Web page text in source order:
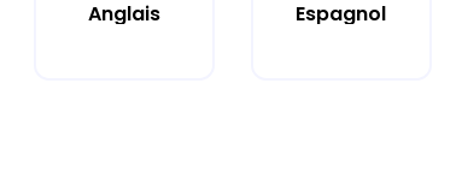
Anglais Espagnol